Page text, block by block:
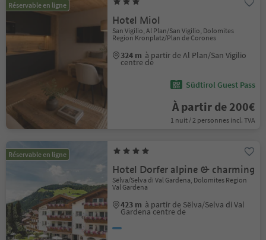
Réservable en ligne
Hotel Miol
San Vigilio, Al Plan/San Vigilio, Dolomites
Region Kronplatz/Plan de Corones
324 m à partir de Al Plan/San Vigilio
centre de
Südtirol Guest Pass
À partir de 200€
1 nuit / 2 personnes incl. TVA
Réservable en ligne
Hotel Dorfer alpine & charming
Sëlva/Selva di Val Gardena, Dolomites Region
Val Gardena
423 m à partir de Sëlva/Selva di Val
Gardena centre de